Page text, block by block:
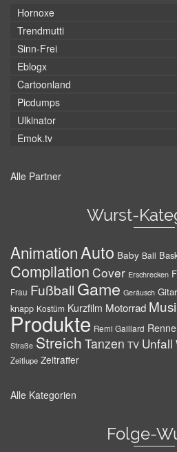
Hornoxe
Trendmutti
Sinn-Frei
Eblogx
Cartoonland
Picdumps
Ulkinator
Emok.tv
Alle Partner
Wurst-
AnimationAuto Baby Ball
Compilation Cover Erschrecken
Frau Fußball Game Geräusch
knapp Kostüm Kurzfilm Motorrad
Produkte Remi Gaillard
Straße Streich Tanzen TV Unfall
Zeitlupe Zeitraffer
Alle Kategorien
Folge-